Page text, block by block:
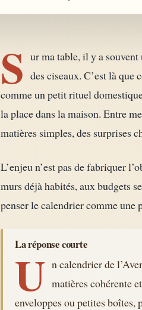
S ur ma table, il y a
des ciseaux. C’est là
comme un petit rituel
la place dans la maison. Entre
matières simples, des surprises
L’enjeu n’est pas de fabriquer
murs déjà habités, aux budgets
penser le calendrier comme une
La réponse courte
U n calendrier de
matières cohérente
enveloppes ou petites